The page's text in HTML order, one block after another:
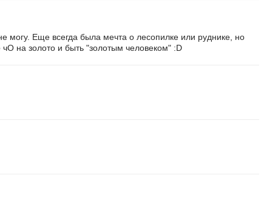
могу. Еще всегда была мечта о лесопилке или руднике, но
на золото и быть "золотым человеком" :D